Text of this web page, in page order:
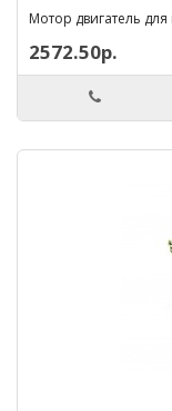
Мотор двигатель для
2572.50р.